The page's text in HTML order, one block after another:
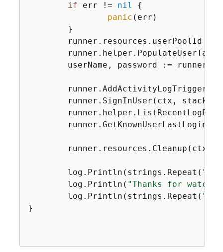
if err != nil
{
panic (err)
runner.resources.userPoolId =
userName, password :=
runner.SignInUser(ctx,
	log.Println(strings.Repeat(
"-"
	log.Println(
"Thanks for
	log.Println(strings.Repeat(
"-"
}